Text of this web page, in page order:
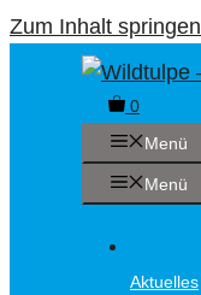
Zum Inhalt springen
0
Menü
Menü
Aktuelles